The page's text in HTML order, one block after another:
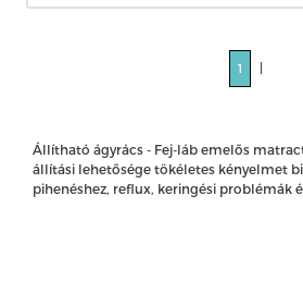
1 |
Állítható ágyrács - Fej-láb emelős
állítási lehetősége tökéletes kényelmet
pihenéshez, reflux, keringési problémák